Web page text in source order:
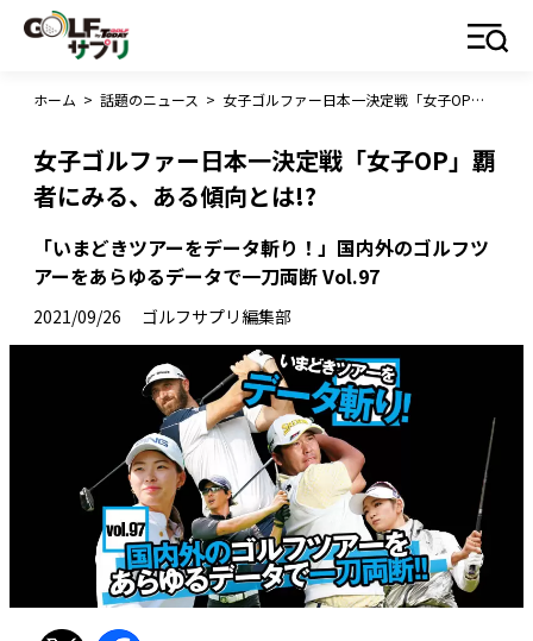
ホーム > 話題のニュース > 女子ゴルファー日本一決定戦「女子OP」覇者にみる、ある傾向とは!?
女子ゴルファー日本一決定戦「女子OP」覇
者にみる、ある傾向とは!?
「いまどきツアーをデータ斬り！」国内外のゴルフツ
アーをあらゆるデータで一刀両断 Vol.97
2021/09/26 ゴルフサプリ編集部